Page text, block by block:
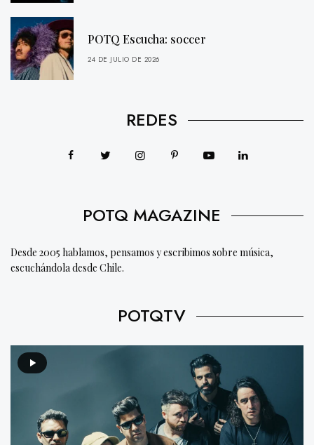
POTQ Escucha: soccer
24 DE JULIO DE 2026
REDES
POTQ MAGAZINE
Desde 2005 hablamos, pensamos y escribimos sobre música,
escuchándola desde Chile.
POTQTV